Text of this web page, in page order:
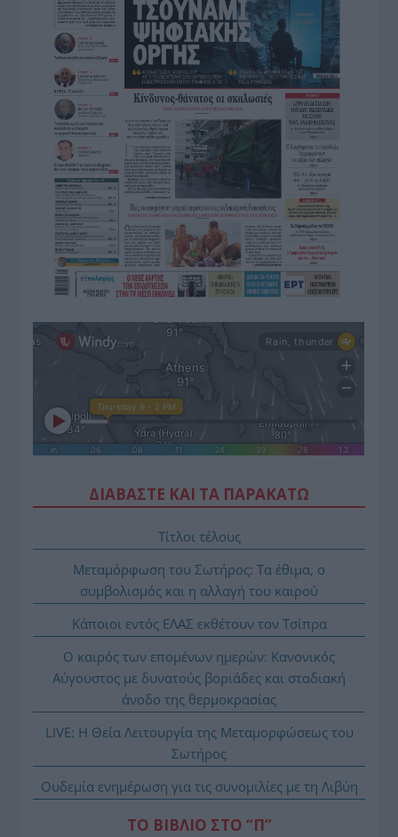
ΔΙΑΒΑΣΤΕ ΚΑΙ ΤΑ ΠΑΡΑΚΑΤΩ
Τίτλοι τέλους
Μεταμόρφωση του Σωτήρος: Τα έθιμα, ο
συμβολισμός και η αλλαγή του καιρού
Κάποιοι εντός ΕΛΑΣ εκθέτουν τον Τσίπρα
Ο καιρός των επομένων ημερών: Κανονικός
Αύγουστος με δυνατούς βοριάδες και σταδιακή
άνοδο της θερμοκρασίας
LIVE: Η Θεία Λειτουργία της Μεταμορφώσεως του
Σωτήρος
Ουδεμία ενημέρωση για τις συνομιλίες με τη Λιβύη
ΤΟ ΒΙΒΛΙΟ ΣΤΟ “Π”